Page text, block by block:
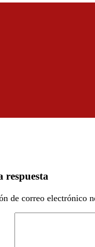
respuesta
de correo electrónico